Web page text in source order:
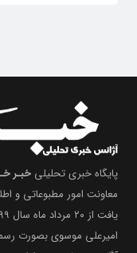
پایگاه خبری تحلیلیخبـر
معاونت امور مطبوعاتی و
امیرعلی موسوی بصورت
آگاهی بخشیِ خود ادامه